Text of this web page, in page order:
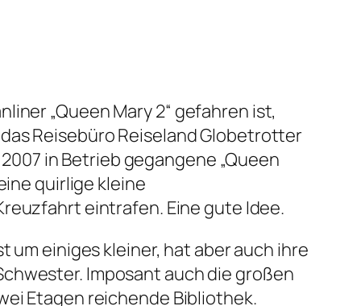
„Queen Mary 2“ gefahren ist,
Reisebüro Reiseland Globetrotter
in Betrieb gegangene „Queen
quirlige kleine
eintrafen. Eine gute Idee.
um einiges kleiner, hat aber auch ihre
Imposant auch die großen
Etagen reichende Bibliothek.